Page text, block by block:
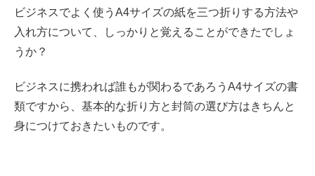
ビジネスでよく使うA4サイズの紙を三つ折りする方法や
入れ方について、しっかりと覚えることができたでしょ
うか？
ビジネスに携われば誰もが関わるであろうA4サイズの書
類ですから、基本的な折り方と封筒の選び方はきちんと
身につけておきたいものです。